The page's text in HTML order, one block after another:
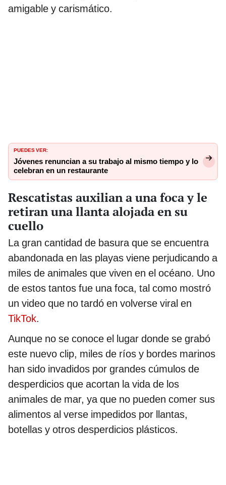
amigable y carismático.
PUEDES VER:
Jóvenes renuncian a su trabajo al mismo tiempo y lo
celebran en un restaurante
Rescatistas auxilian a una foca y le
retiran una llanta alojada en su
cuello
La gran cantidad de basura que se encuentra
abandonada en las playas viene perjudicando a
miles de animales que viven en el océano. Uno
de estos tantos fue una foca, tal como mostró
un video que no tardó en volverse viral en
TikTok.
Aunque no se conoce el lugar donde se grabó
este nuevo clip, miles de ríos y bordes marinos
han sido invadidos por grandes cúmulos de
desperdicios que acortan la vida de los
animales de mar, ya que no pueden comer sus
alimentos al verse impedidos por llantas,
botellas y otros desperdicios plásticos.